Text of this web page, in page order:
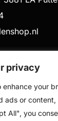
privacy
enhance your
ads or
All", you